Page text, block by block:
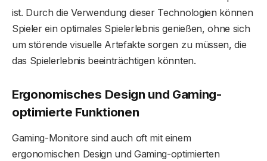
ist. Durch die Verwendung dieser Technologien können
Spieler ein optimales Spielerlebnis genießen, ohne sich
um störende visuelle Artefakte sorgen zu müssen, die
das Spielerlebnis beeinträchtigen könnten.
Ergonomisches Design und Gaming-
optimierte Funktionen
Gaming-Monitore sind auch oft mit einem
ergonomischen Design und Gaming-optimierten